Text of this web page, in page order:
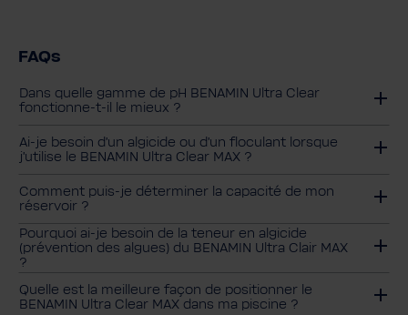
FAQs
Dans quelle gamme de pH BENAMIN Ultra Clear
fonctionne-t-il le mieux ?
Ai-je besoin d'un algicide ou d'un floculant lorsque
j'utilise le BENAMIN Ultra Clear MAX ?
Comment puis-je déterminer la capacité de mon
réservoir ?
Pourquoi ai-je besoin de la teneur en algicide
(prévention des algues) du BENAMIN Ultra Clair MAX
?
Quelle est la meilleure façon de positionner le
BENAMIN Ultra Clear MAX dans ma piscine ?